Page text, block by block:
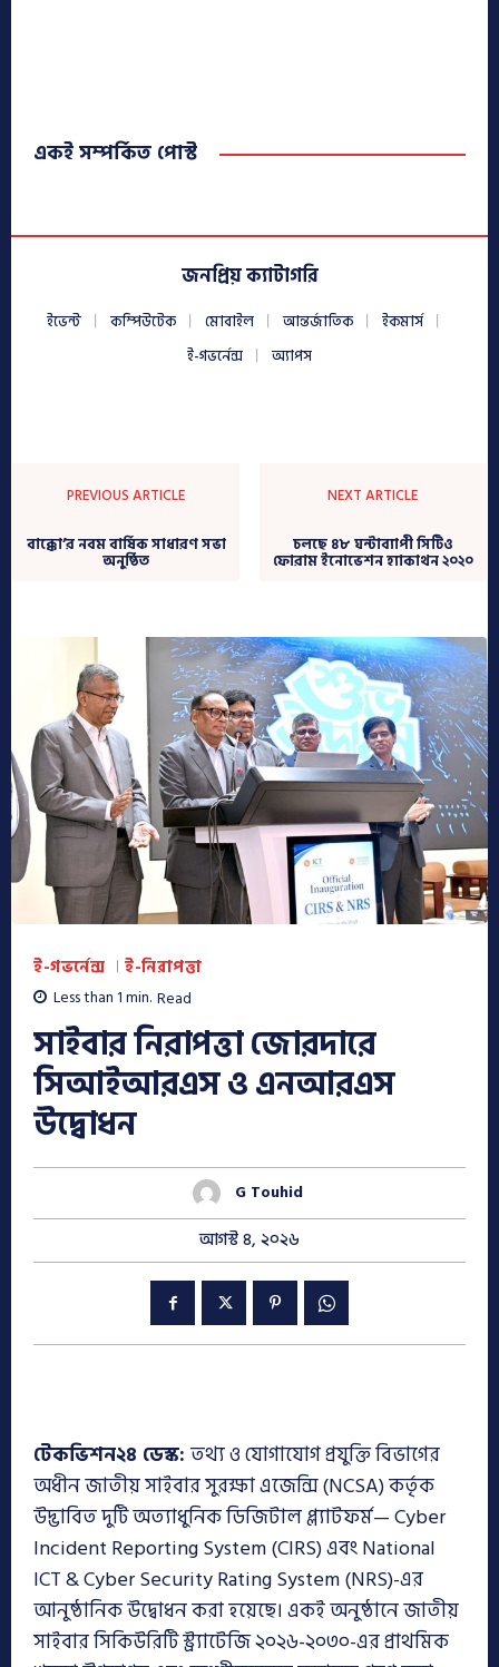
একই সম্পর্কিত পোস্ট
জনপ্রিয় ক্যাটাগরি
ইভেন্ট কম্পিউটেক মোবাইল আন্তর্জাতিক
ইকমার্স
ই-গভর্নেন্স
অ্যাপস
PREVIOUS ARTICLE
বাক্কো’র নবম বার্ষিক সাধারণ সভা
অনুষ্ঠিত
NEXT ARTICLE
চলছে ৪৮ ঘন্টাব্যাপী সিটিও
ফোরাম ইনোভেশন হ্যাকাথন ২০২০